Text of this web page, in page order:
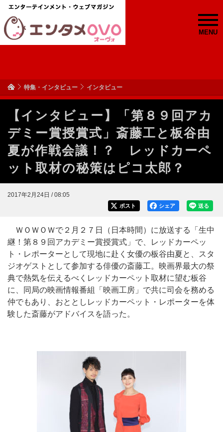
MENU
特集・インタビュー インタビュー
【インタビュー】「第８９回アカ
デミー賞授賞式」斎藤工と板谷由
夏が作戦会議！？ レッドカーペ
ット取材の秘策はピコ太郎？
2017年2月24日 / 08:05
送る
シェア
ポスト
ＷＯＷＯＷで２月２７日（日本時間）に放送する「生中
継！第８９回アカデミー賞授賞式」で、レッドカーペッ
ト・レポーターとして現地に赴く女優の板谷由夏と、スタ
ジオゲストとして参加する俳優の斎藤工。映画界最大の祭
典で熱気を伝えるべくレッドカーペット取材に望む板谷
に、同局の映画情報番組「映画工房」で共に司会を務める
仲でもあり、おととしレッドカーペット・レポーターを体
験した斎藤がアドバイスを語った。